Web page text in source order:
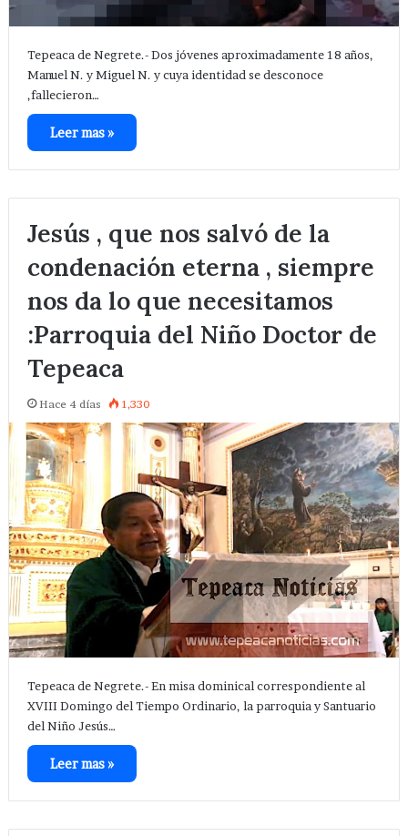
Tepeaca de Negrete.- Dos jóvenes aproximadamente 18 años,
Manuel N. y Miguel N. y cuya identidad se desconoce
,fallecieron…
Leer mas »
Jesús , que nos salvó de la
condenación eterna , siempre
nos da lo que necesitamos
:Parroquia del Niño Doctor de
Tepeaca
Hace 4 días 1,330
Tepeaca de Negrete.- En misa dominical correspondiente al
XVIII Domingo del Tiempo Ordinario, la parroquia y Santuario
del Niño Jesús…
Leer mas »